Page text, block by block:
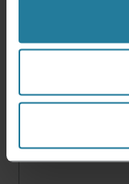
Der
spannenden